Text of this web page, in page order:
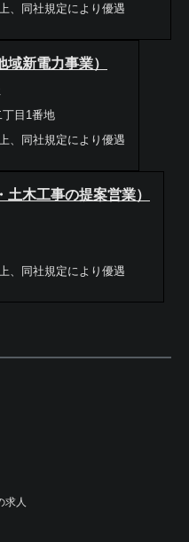
、同社規定により優遇
域新電力事業）
目1番地
、同社規定により優遇
土木工事の提案営業）
、同社規定により優遇
求人